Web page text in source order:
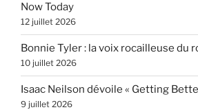
Now Today
12 juillet 2026
Bonnie Tyler : la voix rocailleuse du
10 juillet 2026
Isaac Neilson dévoile « Getting
9 juillet 2026